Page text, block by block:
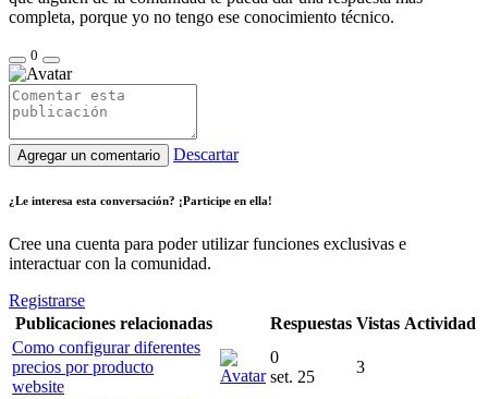
completa, porque yo no tengo ese conocimiento técnico.
0
Agregar un comentario Descartar
¿Le interesa esta conversación? ¡Participe en ella!
Cree una cuenta para poder utilizar funciones exclusivas e
interactuar con la comunidad.
Registrarse
Publicaciones relacionadas
Respuestas Vistas Actividad
Como configurar diferentes
precios por producto
website
0
set. 25
3